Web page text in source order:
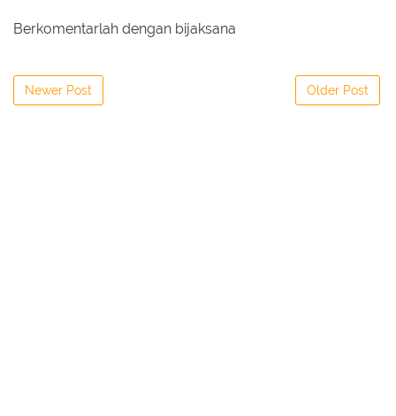
Berkomentarlah dengan bijaksana
Newer Post Older Post